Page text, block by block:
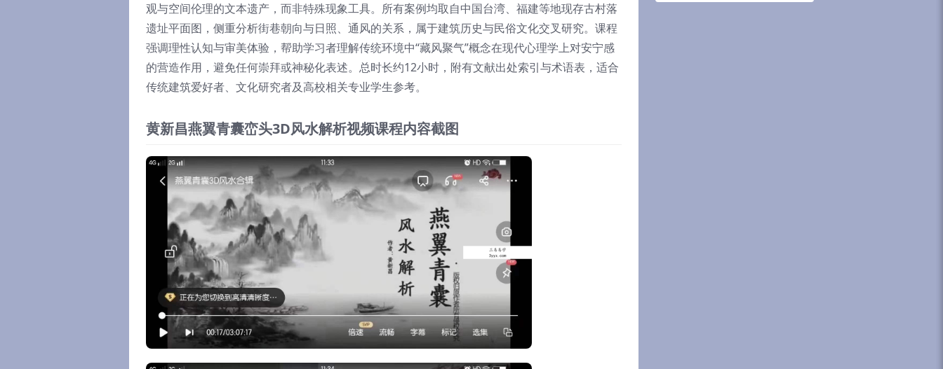
观与空间伦理的文本遗产，而非特殊现象工具。所有案例均取自中国台湾、福建等地现存古村落
遗址平面图，侧重分析街巷朝向与日照、通风的关系，属于建筑历史与民俗文化交叉研究。课程
强调理性认知与审美体验，帮助学习者理解传统环境中“藏风聚气”概念在现代心理学上对安宁感
的营造作用，避免任何崇拜或神秘化表述。总时长约12小时，附有文献出处索引与术语表，适合
传统建筑爱好者、文化研究者及高校相关专业学生参考。
黄新昌燕翼青囊峦头3D风水解析视频课程内容截图